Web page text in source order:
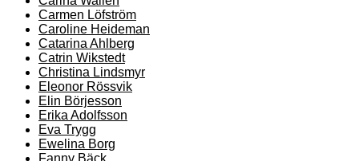
Carmen Löfström
Caroline Heideman
Catarina Ahlberg
Catrin Wikstedt
Christina Lindsmyr
Eleonor Rössvik
Elin Börjesson
Erika Adolfsson
Eva Trygg
Ewelina Borg